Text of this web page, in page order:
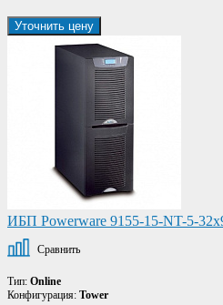
Уточнить цену
ИБП Powerware 9155-15-NT-5-
Сравнить
Тип: Online
Конфигурация: Tower